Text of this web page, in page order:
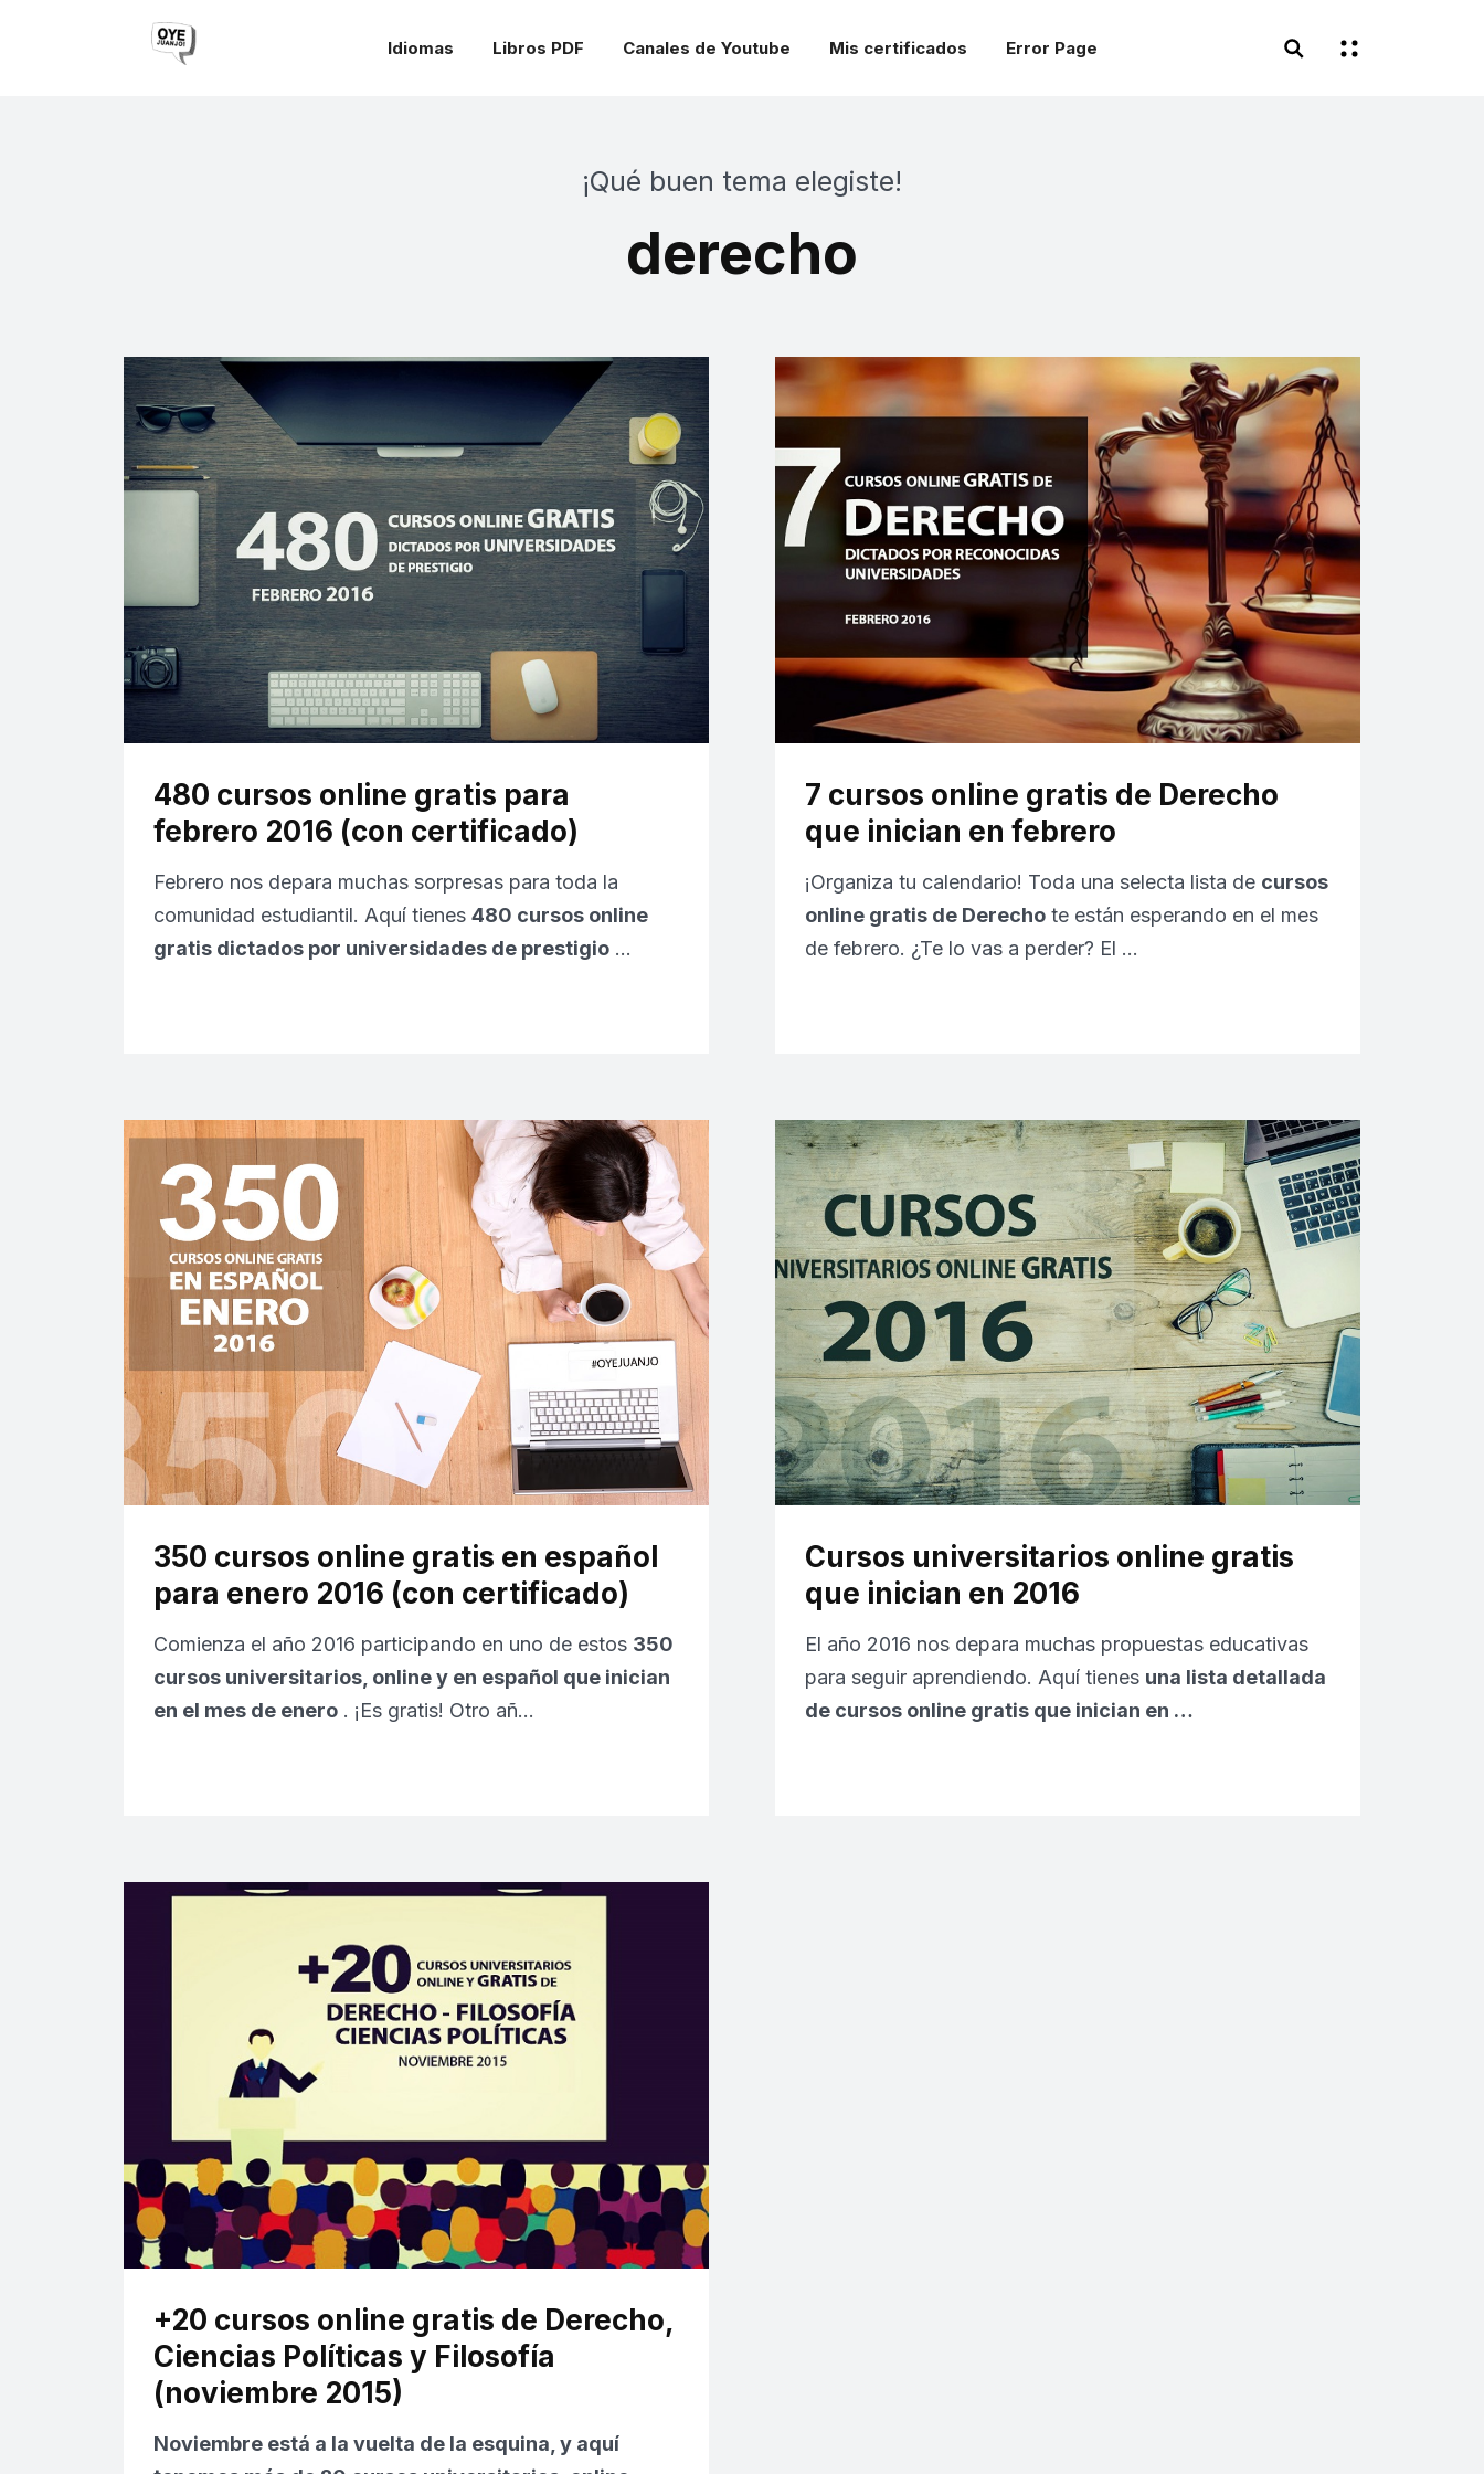
Idiomas Libros PDF Canales de Youtube Mis certificados Error Page
¡Qué buen tema elegiste!
derecho
480 cursos online gratis para
febrero 2016 (con certificado)
Febrero nos depara muchas sorpresas para toda la
comunidad estudiantil. Aquí tienes 480 cursos online
gratis dictados por universidades de prestigio …
7 cursos online gratis de Derecho
que inician en febrero
¡Organiza tu calendario! Toda una selecta lista de cursos
online gratis de Derecho te están esperando en el mes
de febrero. ¿Te lo vas a perder? El …
350 cursos online gratis en español
para enero 2016 (con certificado)
Comienza el año 2016 participando en uno de estos 350
cursos universitarios, online y en español que inician
en el mes de enero . ¡Es gratis! Otro añ…
Cursos universitarios online gratis
que inician en 2016
El año 2016 nos depara muchas propuestas educativas
para seguir aprendiendo. Aquí tienes una lista detallada
de cursos online gratis que inician en …
+20 cursos online gratis de Derecho,
Ciencias Políticas y Filosofía
(noviembre 2015)
Noviembre está a la vuelta de la esquina, y aquí